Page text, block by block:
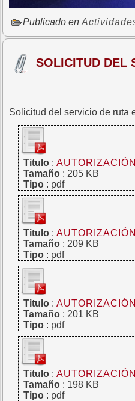
Publicado en
SOLICITUD DEL
Solicitud del servicio de ruta
Titulo:
Tamaño: 205 KB
Tipo: pdf
Titulo:
Tamaño: 209 KB
Tipo: pdf
Titulo:
Tamaño: 201 KB
Tipo: pdf
Titulo:
Tamaño: 198 KB
Tipo: pdf